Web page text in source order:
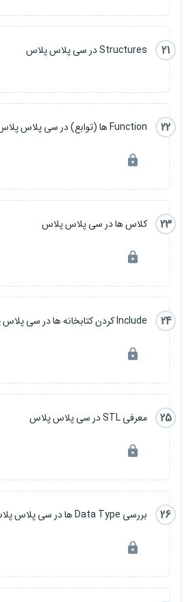
21
Structures در سی پلاس پلاس
22 Function ها (توابع) در سی پلاس پلاس
23 کلاس ها در سی پلاس پلاس
24 Include کردن کتابخانه ها در سی پلاس پلاس
25 معرفی STL در سی پلاس پلاس
26 بررسی Data Type ها در سی پلاس پلاس